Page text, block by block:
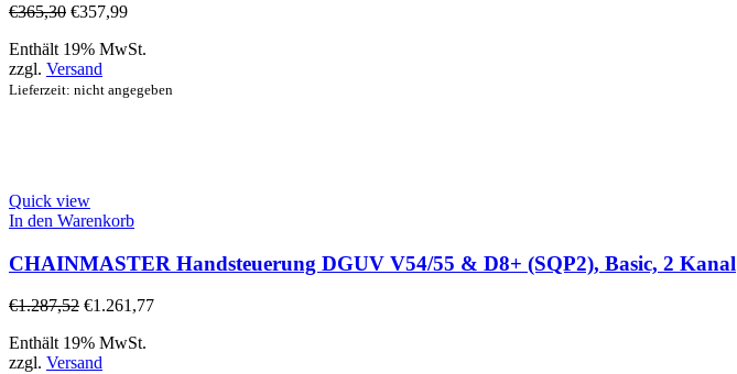
€365,30 €357,99
Enthält 19% MwSt.
zzgl. Versand
Lieferzeit: nicht angegeben
Quick view
In den Warenkorb
CHAINMASTER Handsteuerung DGUV V54/55 & D8+ (SQP2), Basic, 2 Kanal
€1.287,52 €1.261,77
Enthält 19% MwSt.
zzgl. Versand